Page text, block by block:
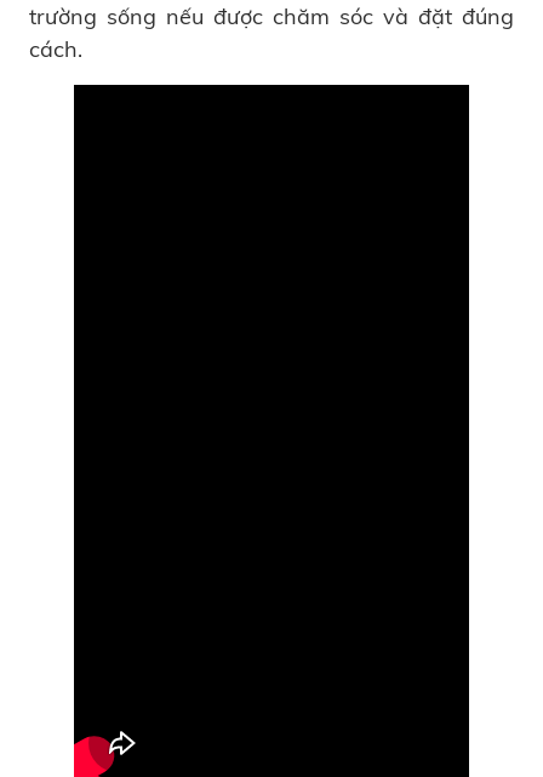
trường sống nếu được chăm sóc và đặt đúng
cách.